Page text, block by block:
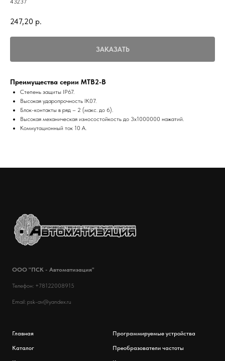
43237
247,20 р.
ЗАКАЗАТЬ
Преимущества серии MTB2-B
Степень защиты IP67.
Высокая ударопрочность IK07.
Блок-контакты в ряд – 2 (макс. до 6).
Высокая механическая износостойкость до 3x1000000 нажатий.
Коммутационный ток 10 А.
ООО "ПСК - Автоматизация"
Телефон: +78122008915
Email: psk-av@yandex.ru
Главная
Каталог
Программируемые устройства
Преобразователи частоты